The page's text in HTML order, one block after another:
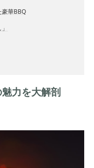
豪華BBQ
魅力を大解剖